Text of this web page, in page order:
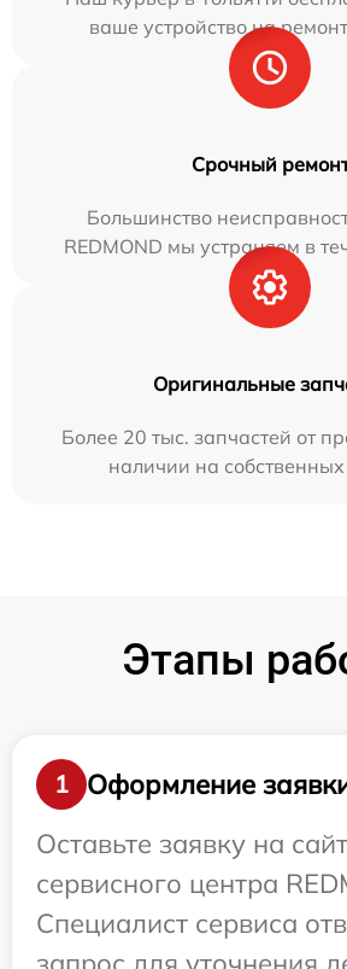
ваше устройство на
Срочный
Большинство
REDMOND мы устраняем в
Оригинальные
Более 20 тыс. запчастей от
наличии на
Этапы
1
Оформление
Оставьте заявку на
сервисного центра
Специалист сервиса